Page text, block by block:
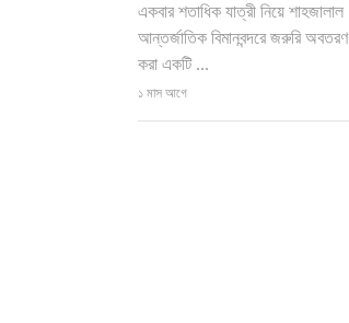
একবার শতাধিক যাত্রী নিয়ে শাহজালাল
আন্তর্জাতিক বিমানবন্দরে জরুরি অবতরণ
করা একটি ...
১ মাস আগে